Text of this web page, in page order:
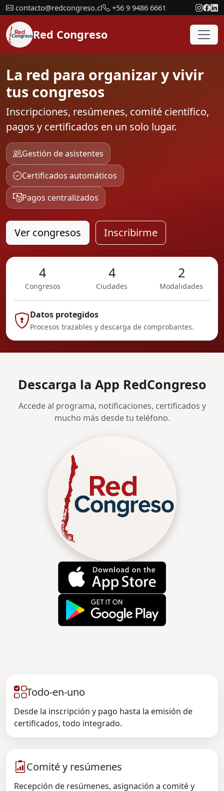
contacto@redcongreso.cl +56 9 9486 6661
Red Congreso
La red para organizar y vivir
tus congresos
Inscripciones, resúmenes, comité científico,
pagos y certificados en un solo lugar.
Gestión de asistentes
Certificados automáticos
Pagos centralizados
Ver congresos Inscribirme
4
Congresos
4
Ciudades
2
Modalidades
Datos protegidos
Procesos trazables y descarga de comprobantes.
Descarga la App RedCongreso
Accede al programa, notificaciones, certificados y
mucho más desde tu teléfono.
Todo-en-uno
Desde la inscripción y pago hasta la emisión de
certificados, todo integrado.
Comité y resúmenes
Recepción de resúmenes, asignación a comité y